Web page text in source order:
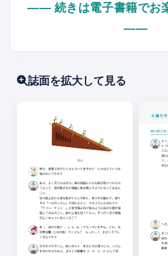
ふふ、無理もない。世界中
にはすでにある程度知られ
ゃが、それをきちんとした
ピサの斜塔の話は、ガリレオ
伝えるために作られた、い
ようなものかもしれんな。
なるほど〜。偉人伝にはそう
りますよね。後から「印象的
つけ加えられちゃうってや
―― 続きは電子書籍でお
――
誌面を拡大して見る